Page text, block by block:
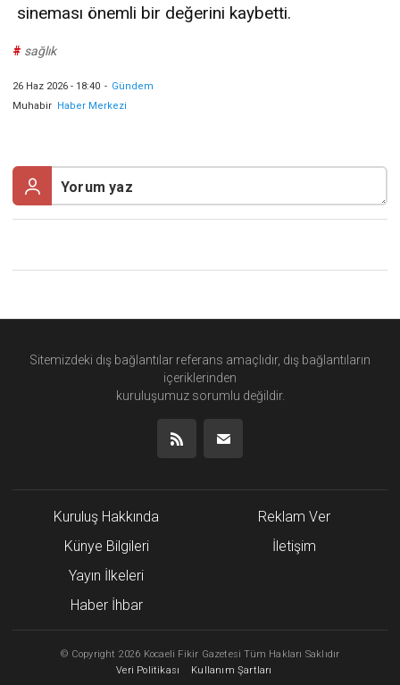
sineması önemli bir değerini kaybetti.
# sağlık
26 Haz 2026 - 18:40 - Gündem
Muhabir
Haber Merkezi
Sitemizdeki dış bağlantılar referans amaçlıdır, dış bağlantıların
içeriklerinden
kuruluşumuz sorumlu değildir.
Kuruluş Hakkında
Künye Bilgileri
Yayın İlkeleri
Haber İhbar
Reklam Ver
İletişim
© Copyright 2026 Kocaeli Fikir Gazetesi Tüm Hakları Saklıdır
Veri Politikası
Kullanım Şartları